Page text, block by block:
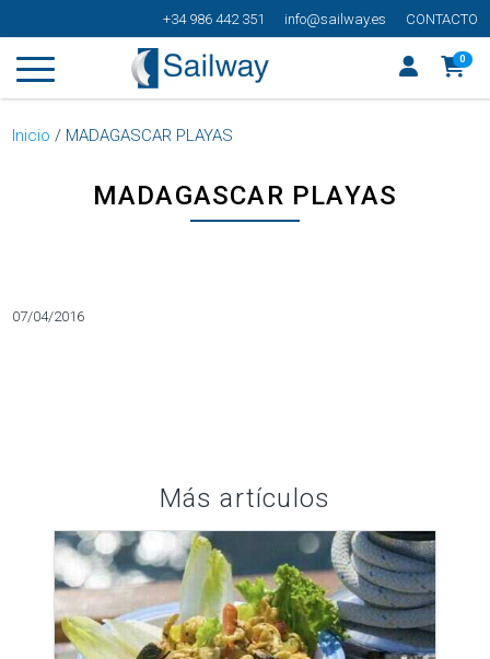
+34 986 442 351 info@sailway.es CONTACTO
0
Inicio / MADAGASCAR PLAYAS
MADAGASCAR PLAYAS
Categorías
07/04/2016
Más artículos